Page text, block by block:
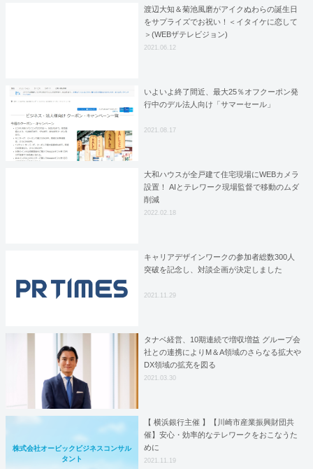
渡辺大知＆菊池風磨がアイクぬわらの誕生日
をサプライズでお祝い！＜イタイケに恋して
＞(WEBザテレビジョン)
2021.06.12
いよいよ終了間近、最大25％オフクーポン発
行中のデル法人向け「サマーセール」
2021.08.17
大和ハウスが全戸建て住宅現場にWEBカメラ
設置！ AIとテレワーク現場監督で移動のムダ
削減
2022.02.18
キャリアデザインワークの参加者総数300人
突破を記念し、対談企画が決定しました
2021.11.29
タナベ経営、10期連続で増収増益 グループ会
社との連携によりM＆A領域のさらなる拡大や
DX領域の拡充を図る
2021.03.30
株式会社オービックビジネスコンサル
タント
【 横浜銀行主催 】【川崎市産業振興財団共
催】安心・効率的なテレワークをおこなうた
めに
2021.11.19